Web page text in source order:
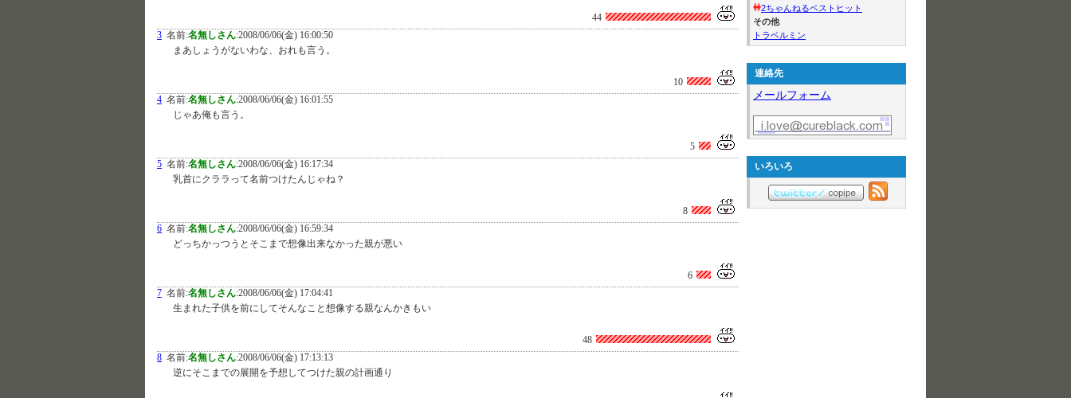
44
3 名前:名無しさん:2008/06/06(金) 16:00:50
まあしょうがないわな、おれも言う。
10
4 名前:名無しさん:2008/06/06(金) 16:01:55
じゃあ俺も言う。
5
5 名前:名無しさん:2008/06/06(金) 16:17:34
乳首にクララって名前つけたんじゃね？
8
6 名前:名無しさん:2008/06/06(金) 16:59:34
どっちかっつうとそこまで想像出来なかった親が悪い
6
7 名前:名無しさん:2008/06/06(金) 17:04:41
生まれた子供を前にしてそんなこと想像する親なんかきもい
48
8 名前:名無しさん:2008/06/06(金) 17:13:13
逆にそこまでの展開を予想してつけた親の計画通り
2ちゃんねるベストヒット
その他
トラベルミン
連絡先
メールフォーム
いろいろ